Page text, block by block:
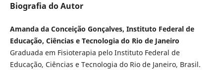
Biografia do Autor
Amanda da Conceição Gonçalves, Instituto Federal de
Educação, Ciências e Tecnologia do Rio de Janeiro
Graduada em Fisioterapia pelo Instituto Federal de
Educação, Ciências e Tecnologia do Rio de Janeiro, Brasil.